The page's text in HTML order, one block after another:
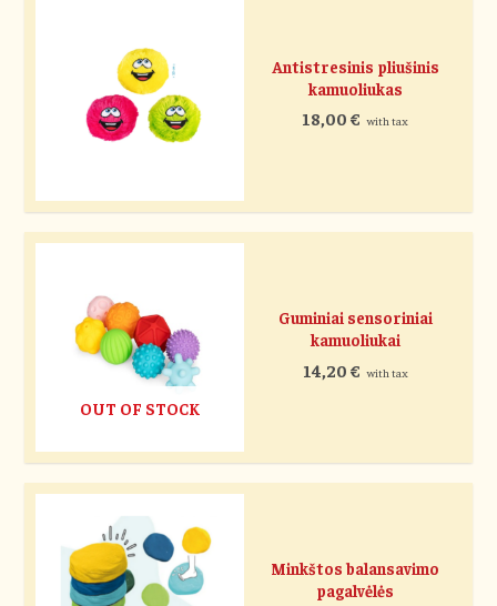
Antistresinis pliušinis
kamuoliukas
18,00€ with tax
OUT OF STOCK
Guminiai sensoriniai
kamuoliukai
14,20 € with tax
Minkštos balansavimo
pagalvėlės